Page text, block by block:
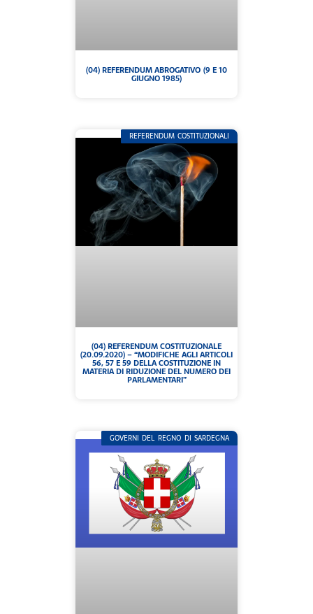
(04) REFERENDUM ABROGATIVO (9 E 10
GIUGNO 1985)
REFERENDUM COSTITUZIONALI
(04) REFERENDUM COSTITUZIONALE
(20.09.2020) – “MODIFICHE AGLI ARTICOLI
56, 57 E 59 DELLA COSTITUZIONE IN
MATERIA DI RIDUZIONE DEL NUMERO DEI
PARLAMENTARI”
GOVERNI DEL REGNO DI SARDEGNA